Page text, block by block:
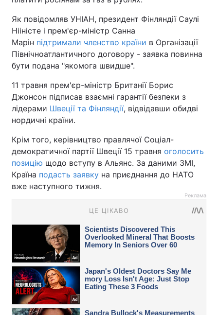
Як повідомляв УНІАН, президент Фінляндії Саулі
Нііністе і прем'єр-міністр Санна
Марін підтримали членство країни в Організації
Північноатлантичного договору - заявка повинна
бути подана "якомога швидше".
11 травня прем'єр-міністр Британії Борис
Джонсон підписав взаємні гарантії безпеки з
лідерами Швеції та Фінляндії, відвідавши обидві
нордичні країни.
Крім того, керівництво правлячої Соціал-
демократичної партії Швеції 15 травня оголосить
позицію щодо вступу в Альянс. За даними ЗМІ,
Країна подасть заявку на приєднання до НАТО
вже наступного тижня.
Реклама